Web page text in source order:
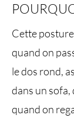
Cette
quand on
le dos rond,
dans un
quand on